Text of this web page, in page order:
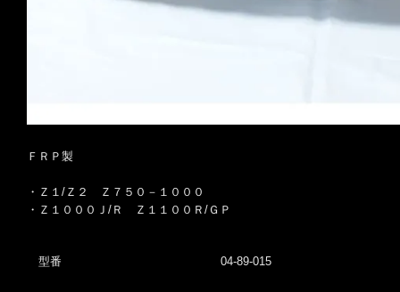
ＦＲＰ製
・Ｚ１/Ｚ２ Ｚ７５０－１０００
・Ｚ１０００Ｊ/Ｒ Ｚ１１００Ｒ/ＧＰ
型番 04-89-015